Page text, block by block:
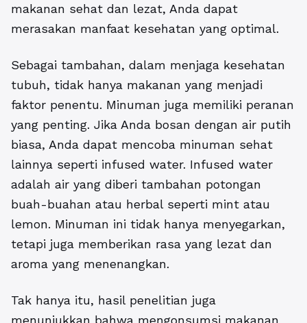
makanan sehat dan lezat, Anda dapat
merasakan manfaat kesehatan yang optimal.
Sebagai tambahan, dalam menjaga kesehatan
tubuh, tidak hanya makanan yang menjadi
faktor penentu. Minuman juga memiliki peranan
yang penting. Jika Anda bosan dengan air putih
biasa, Anda dapat mencoba minuman sehat
lainnya seperti infused water. Infused water
adalah air yang diberi tambahan potongan
buah-buahan atau herbal seperti mint atau
lemon. Minuman ini tidak hanya menyegarkan,
tetapi juga memberikan rasa yang lezat dan
aroma yang menenangkan.
Tak hanya itu, hasil penelitian juga
menunjukkan bahwa mengonsumsi makanan